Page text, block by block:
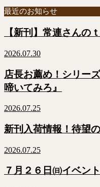
最近のお知らせ
【新刊】常連さんの
2026.07.30
店長お薦め！シリー
啼いてみろ』
2026.07.25
新刊入荷情報！待望
2026.07.25
７月２６日㈰イベン